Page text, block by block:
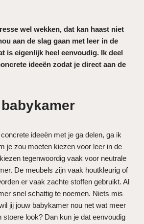
wel wekken, dat kan haast niet
aan de slag gaan met leer in de
is eigenlijk heel eenvoudig. Ik deel
ideeën zodat je direct aan de
ideeën met je ga delen, ga ik
je zou moeten kiezen voor leer in de
tegenwoordig vaak voor neutrale
De meubels zijn vaak houtkleurig of
er vaak zachte stoffen gebruikt. Al
snel schattig te noemen. Niets mis
jij jouw babykamer nou net wat meer
stoere look? Dan kun je dat eenvoudig